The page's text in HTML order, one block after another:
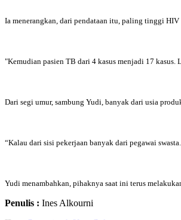
Ia menerangkan, dari pendataan itu, paling tinggi
"Kemudian pasien TB dari 4 kasus menjadi 17
Dari segi umur, sambung Yudi, banyak dari usia
“Kalau dari sisi pekerjaan banyak dari pegawai
Yudi menambahkan, pihaknya saat ini terus
Penulis : Ines Alkourni